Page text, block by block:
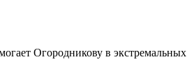
Огородникову в экстремальных